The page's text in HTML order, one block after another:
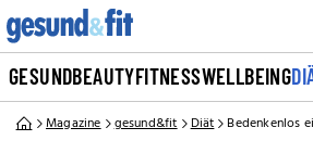
GESUNDBEAUTYFITNESSWELLBEING
Magazine gesund&fit Diät Bedenkenlos